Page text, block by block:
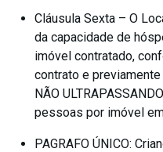
Cláusula Sexta – O
da capacidade de
imóvel contratado,
contrato e
NÃO
pessoas por imóvel
PAGRAFO ÚNICO: